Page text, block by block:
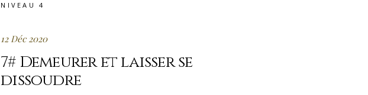
NIVEAU 4
12 Déc 2020
7# Demeurer et laisser se
dissoudre